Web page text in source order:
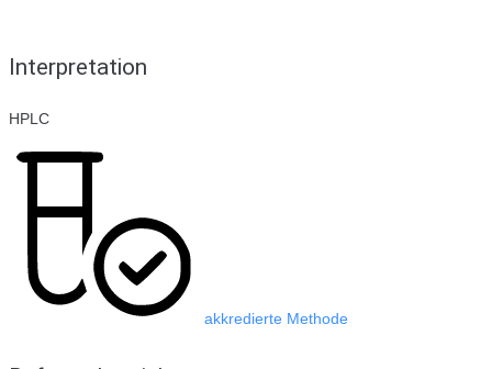
Interpretation
HPLC
akkredierte Methode